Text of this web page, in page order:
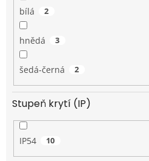
bílá 2
hnědá 3
šedá-černá 2
Stupeň krytí (IP)
IP54 10